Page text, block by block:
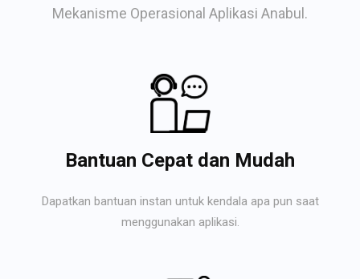
Mekanisme Operasional Aplikasi Anabul.
Bantuan Cepat dan Mudah
Dapatkan bantuan instan untuk kendala apa pun saat
menggunakan aplikasi.